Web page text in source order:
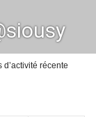
d’activité récente